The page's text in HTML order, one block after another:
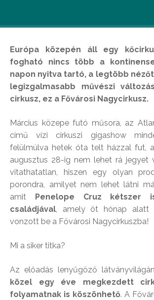
Európa közepén áll egy
fogható nincs több a
napon nyitva tartó, a legtöbb
legizgalmasabb művészi
cirkusz, ez a Fővárosi Nagycirkusz.
Március közepe futó műsora, az
című vízi cirkuszi gigashow
felülmúlva hetek óta telt házzal fut,
augusztus 28-ig nem lehet rá jegyet
vitathatatlan, hiszen egy olyan
porondra, amilyet nem lehet látni
amit
Penelope Cruz kétszer
családjával, amely öt hónap alatt
vonzott be a Fővárosi Nagycirkuszba!
Mi a siker titka?
Az előadás lenyűgöző
közel egy éve megkezdett
folyamatnak is köszönhető. A